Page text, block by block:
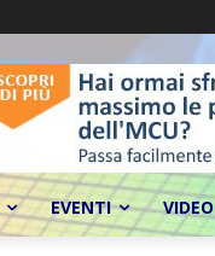
EVENTI VIDEO